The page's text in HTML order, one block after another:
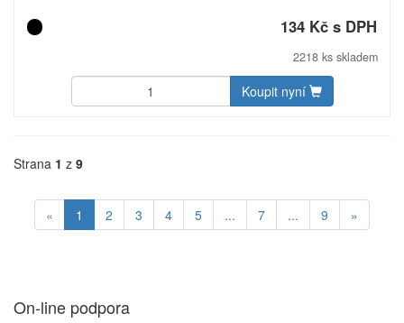
na čištění brýlí z mikrovlákna, vhodný na sublimační potisk.
Baleno v dárkové krabičce.
134 Kč s DPH
2218 ks skladem
Koupit nyní
Strana 1 z 9
« 1 2 3 4 5 ... 7 ... 9 »
On-line podpora